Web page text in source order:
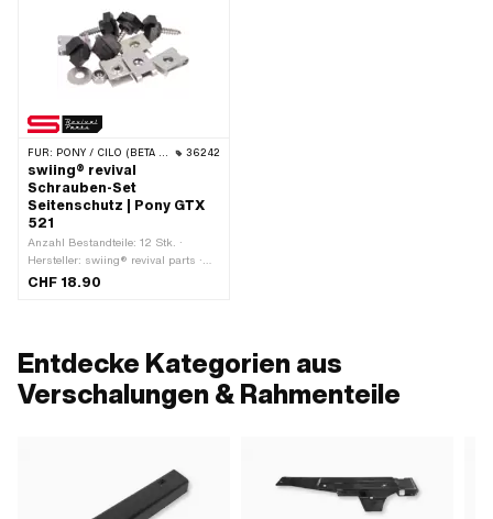
FÜR: PONY / CILO (BETA 521 & 512) 36242
swiing® revival
Schrauben-Set
Seitenschutz | Pony GTX
521
Anzahl Bestandteile: 12 Stk. ·
Hersteller: swiing® revival parts ·
Material: Chromstahl
Aussensechskant · Antrieb: Schlitz ·
Pony OEM-Nr.: P0420 · Pony OEM-
Nr.: P0422
CHF 18.90
Entdecke Kategorien aus
Verschalungen & Rahmenteile